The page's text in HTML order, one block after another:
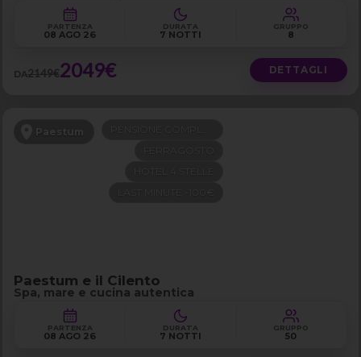
PARTENZA
08 AGO 26
DURATA
7 NOTTI
GRUPPO
8
DA2149€2049€ DETTAGLI
Paestum
Paestum e il Cilento
Spa, mare e cucina autentica
PARTENZA
08 AGO 26
DURATA
7 NOTTI
GRUPPO
50